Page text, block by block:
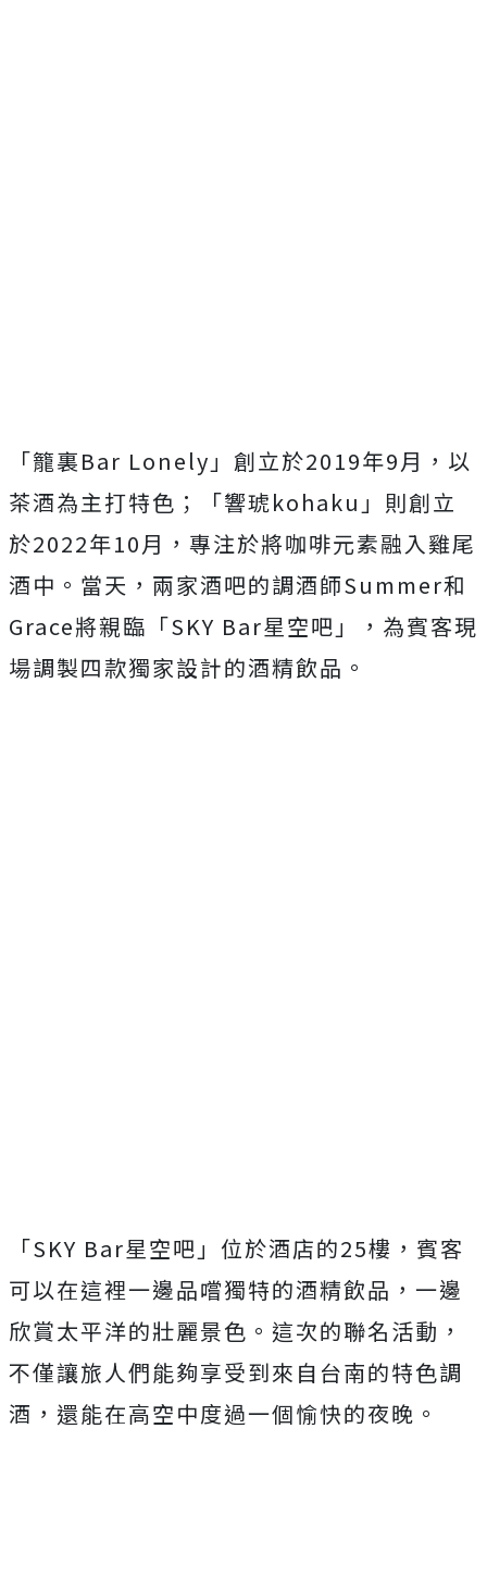
「籠裏Bar Lonely」創立於2019年9月，以
茶酒為主打特色；「響琥kohaku」則創立
於2022年10月，專注於將咖啡元素融入雞尾
酒中。當天，兩家酒吧的調酒師Summer和
Grace將親臨「SKY Bar星空吧」，為賓客現
場調製四款獨家設計的酒精飲品。
「SKY Bar星空吧」位於酒店的25樓，賓客
可以在這裡一邊品嚐獨特的酒精飲品，一邊
欣賞太平洋的壯麗景色。這次的聯名活動，
不僅讓旅人們能夠享受到來自台南的特色調
酒，還能在高空中度過一個愉快的夜晚。